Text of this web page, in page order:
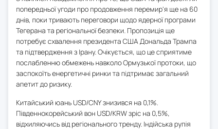
попередньої угоди про продовження перемир'я ще на 60
днів, поки тривають переговори щодо ядерної програми
Тегерана та регіональної безпеки. Пропозиція ще
потребує схвалення президента США Дональда Трампа
та підтвердження з Ірану. Очікується, що це сприятиме
послабленню обмежень навколо Ормузької протоки, що
заспокоїть енергетичні ринки та підтримає загальний
апетит до ризику.
Китайський юань USD/CNY знизився на 0,1%.
Південнокорейський вон USD/KRW зріс на 0,5%,
відхиляючись від регіонального тренду. Індійська рупія